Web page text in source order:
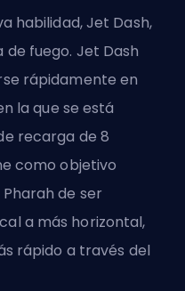
habilidad, Jet Dash,
fuego. Jet Dash
rápidamente en
la que se está
recarga de 8
como objetivo
de ser
a más horizontal,
rápido a través del